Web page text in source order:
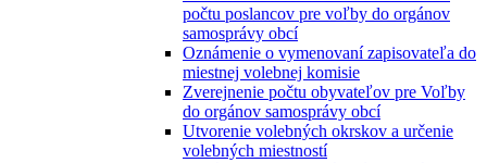
počtu poslancov pre voľby do orgánov
samosprávy obcí
Oznámenie o vymenovaní zapisovateľa do
miestnej volebnej komisie
Zverejnenie počtu obyvateľov pre Voľby
do orgánov samosprávy obcí
Utvorenie volebných okrskov a určenie
volebných miestností